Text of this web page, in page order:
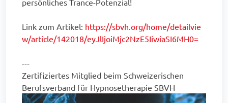
persönliches Trance-Potenzial!
Link zum Artikel: https://sbvh.org/home/detailvie
w/article/142018/eyJlIjoiMjc2NzE5IiwiaSI6MH0=
---
Zertifiziertes Mitglied beim Schweizerischen
Berufsverband für Hypnosetherapie SBVH